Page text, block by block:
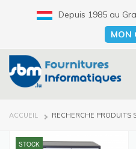
Depuis 1985 au
Select your
MON
FIL
ACCUEIL RECHERCHE PRODUITS
STOCK